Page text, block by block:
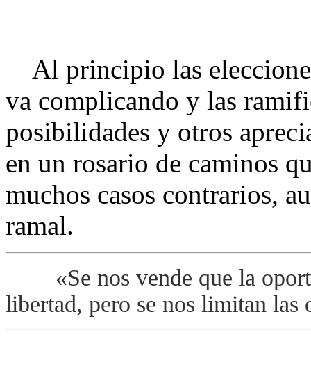
Al principio las
va complicando y las
posibilidades y otros
en un rosario de caminos
muchos casos contrarios,
ramal.
«Se nos vende que la
libertad, pero se nos limitan las